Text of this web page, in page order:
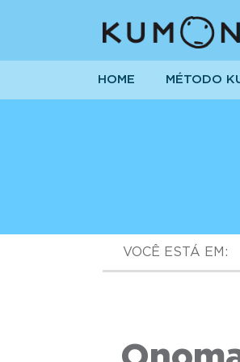
HOME MÉTODO
VOCÊ ESTÁ EM: